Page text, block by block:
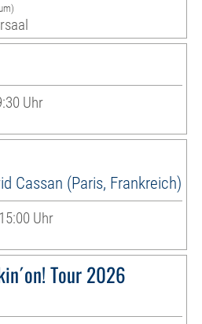
Uhr
Cassan (Paris, Frankreich)
Uhr
Tour 2026